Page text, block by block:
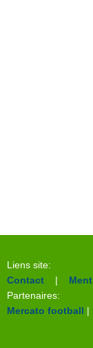
Liens site:
Contact |
Partenaires:
Mercato football |